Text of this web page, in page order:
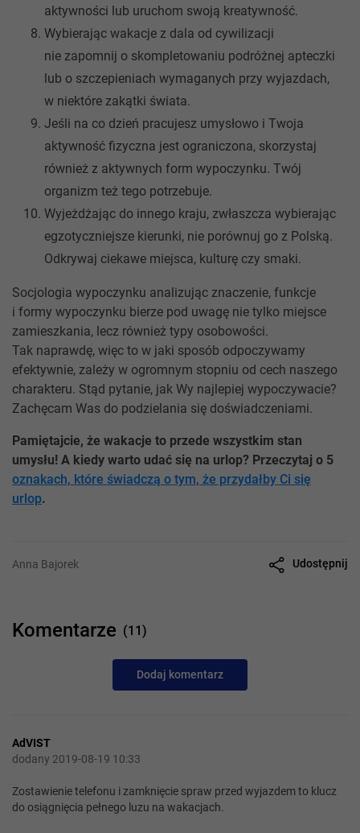
aktywności lub uruchom swoją kreatywność.
Wybierając wakacje z dala od cywilizacji
nie zapomnij o skompletowaniu podróżnej apteczki
lub o szczepieniach wymaganych przy wyjazdach,
w niektóre zakątki świata.
Jeśli na co dzień pracujesz umysłowo i Twoja
aktywność fizyczna jest ograniczona, skorzystaj
również z aktywnych form wypoczynku. Twój
organizm też tego potrzebuje.
Wyjeżdżając do innego kraju, zwłaszcza wybierając
egzotyczniejsze kierunki, nie porównuj go z Polską.
Odkrywaj ciekawe miejsca, kulturę czy smaki.
Socjologia wypoczynku analizując znaczenie, funkcje
i formy wypoczynku bierze pod uwagę nie tylko miejsce
zamieszkania, lecz również typy osobowości.
Tak naprawdę, więc to w jaki sposób odpoczywamy
efektywnie, zależy w ogromnym stopniu od cech naszego
charakteru. Stąd pytanie, jak Wy najlepiej wypoczywacie?
Zachęcam Was do podzielania się doświadczeniami.
Pamiętajcie, że wakacje to przede wszystkim stan
umysłu! A kiedy warto udać się na urlop? Przeczytaj o 5
oznakach, które świadczą o tym, że przydałby Ci się
urlop.
Anna Bajorek Udostępnij
Komentarze (11)
Dodaj komentarz
AdVIST
dodany 2019-08-19 10:33
Zostawienie telefonu i zamknięcie spraw przed wyjazdem to klucz
do osiągnięcia pełnego luzu na wakacjach.